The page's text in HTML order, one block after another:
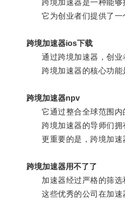
跨境加速器是一种能够
它为创业者们提供了一
跨境加速器ios下载
通过跨境加速器，创业者
跨境加速器的核心功能
跨境加速器npv
它通过整合全球范围内的
跨境加速器的导师们拥有
更重要的是，跨境加速
跨境加速器用不了了
加速器经过严格的筛选
这些优秀的公司在加速器